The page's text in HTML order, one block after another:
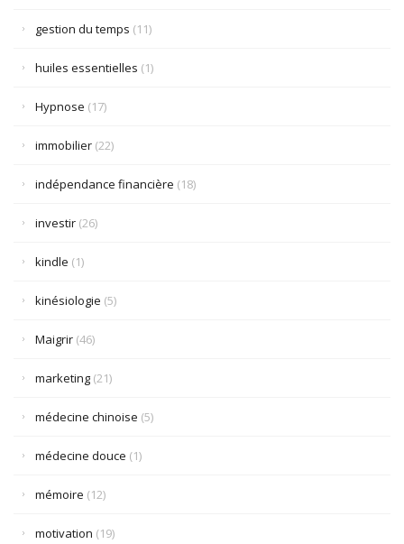
gestion du temps (11)
huiles essentielles (1)
Hypnose (17)
immobilier (22)
indépendance financière (18)
investir (26)
kindle (1)
kinésiologie (5)
Maigrir (46)
marketing (21)
médecine chinoise (5)
médecine douce (1)
mémoire (12)
motivation (19)